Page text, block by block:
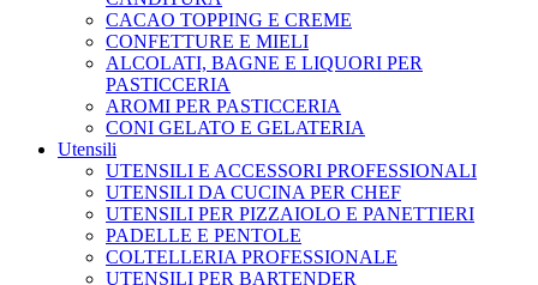
CACAO TOPPING E CREME
CONFETTURE E MIELI
ALCOLATI, BAGNE E LIQUORI PER
PASTICCERIA
AROMI PER PASTICCERIA
CONI GELATO E GELATERIA
Utensili
UTENSILI E ACCESSORI PROFESSIONALI
UTENSILI DA CUCINA PER CHEF
UTENSILI PER PIZZAIOLO E PANETTIERI
PADELLE E PENTOLE
COLTELLERIA PROFESSIONALE
UTENSILI PER BARTENDER